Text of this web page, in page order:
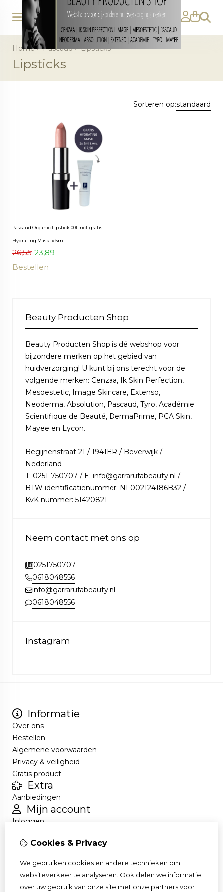
Home>Pascaud>Lipsticks
Lipsticks
Sorteren op:standaard
Pascaud Organic Lipstick 001 incl. gratis
Hydrating Mask 1x 5ml
26,55 23,89
Bestellen
Beauty Producten Shop
Beauty Producten Shop is dé webshop voor
bijzondere merken op het gebied van
huidverzorging! U kunt bij ons terecht voor de
volgende merken: Cenzaa, Ik Skin Perfection,
Mesoestetic, Image Skincare, Extenso,
Neoderma, Absolution, Pascaud, Tyro, Académie
Scientifique de Beauté, DermaPrime, PCA Skin,
Mayee en Lycon.
Begijnenstraat 21 / 1941BR / Beverwijk /
Nederland
T: 0251-750707 / E: info@garrarufabeauty.nl /
BTW identificatienummer: NL002124186B32 /
KvK nummer: 51420821
Neem contact met ons op
0251750707
0618048556
info@garrarufabeauty.nl
0618048556
Instagram
Informatie
Over ons
Bestellen
Algemene voorwaarden
Privacy & veiligheid
Gratis product
Extra
Aanbiedingen
Mijn account
Inloggen
Nieuwsbrief
Klantenservice
Contact
Cookies & Privacy
We gebruiken cookies en andere technieken om
websiteverkeer te analyseren. Ook delen we informatie
over uw gebruik van onze site met onze partners voor